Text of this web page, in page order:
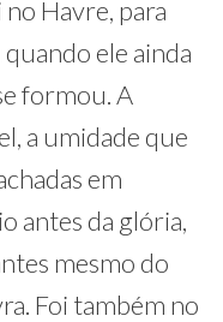
Havre, para
ele ainda
formou. A
a umidade que
em
antes da glória,
mesmo do
Foi também no